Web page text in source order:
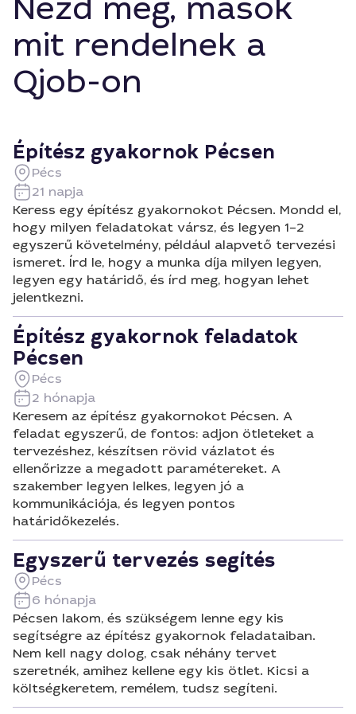
Nézd meg, mások
mit rendelnek a
Qjob-on
Építész gyakornok Pécsen
Pécs
21 napja
Keress egy építész gyakornokot Pécsen. Mondd el,
hogy milyen feladatokat vársz, és legyen 1–2
egyszerű követelmény, például alapvető tervezési
ismeret. Írd le, hogy a munka díja milyen legyen,
legyen egy határidő, és írd meg, hogyan lehet
jelentkezni.
Építész gyakornok feladatok
Pécsen
Pécs
2 hónapja
Keresem az építész gyakornokot Pécsen. A
feladat egyszerű, de fontos: adjon ötleteket a
tervezéshez, készítsen rövid vázlatot és
ellenőrizze a megadott paramétereket. A
szakember legyen lelkes, legyen jó a
kommunikációja, és legyen pontos
határidőkezelés.
Egyszerű tervezés segítés
Pécs
6 hónapja
Pécsen lakom, és szükségem lenne egy kis
segítségre az építész gyakornok feladataiban.
Nem kell nagy dolog, csak néhány tervet
szeretnék, amihez kellene egy kis ötlet. Kicsi a
költségkeretem, remélem, tudsz segíteni.